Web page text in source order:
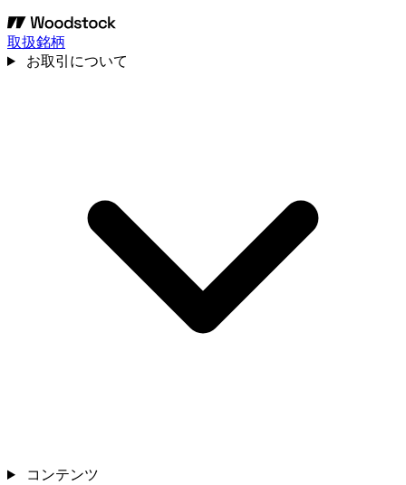
取扱銘柄
お取引について
コンテンツ